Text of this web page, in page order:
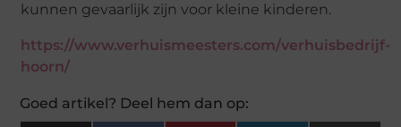
kunnen gevaarlijk zijn voor kleine kinderen.
https://www.verhuismeesters.com/verhuisbedrijf-
hoorn/
Goed artikel? Deel hem dan op: